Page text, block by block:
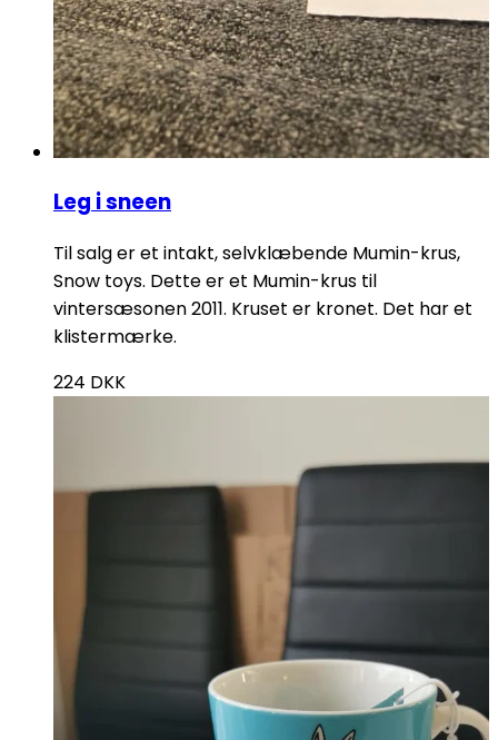
Leg i sneen
Til salg er et intakt, selvklæbende Mumin-krus,
Snow toys. Dette er et Mumin-krus til
vintersæsonen 2011. Kruset er kronet. Det har et
klistermærke.
224 DKK